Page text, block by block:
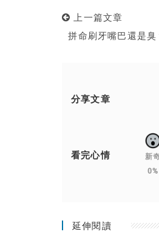
上一篇文章
拼命刷牙嘴巴還是
分享文章
看完心情
新
0%
延伸閱讀